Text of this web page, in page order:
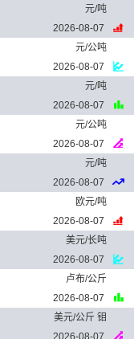
元/吨
2026-08-07
元/公吨
2026-08-07
元/吨
2026-08-07
元/公吨
2026-08-07
元/吨
2026-08-07
欧元/吨
2026-08-07
美元/长吨
2026-08-07
卢布/公斤
2026-08-07
美元/公斤 钼
2026-08-07